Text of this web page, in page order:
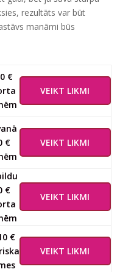
rezultāts var būt
manāmi būs
€
VEIKT LIKMI
€
VEIKT LIKMI
€
VEIKT LIKMI
€
VEIKT LIKMI